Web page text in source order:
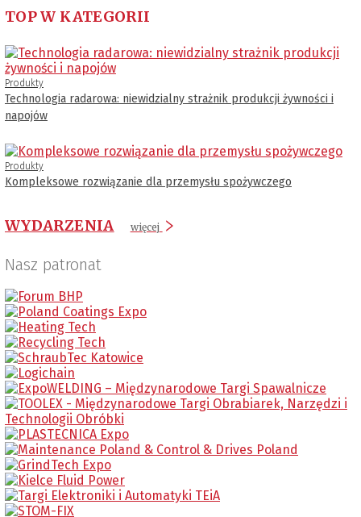
TOP W KATEGORII
Produkty
Technologia radarowa: niewidzialny strażnik produkcji żywności i
napojów
Produkty
Kompleksowe rozwiązanie dla przemysłu spożywczego
WYDARZENIA więcej
Nasz patronat